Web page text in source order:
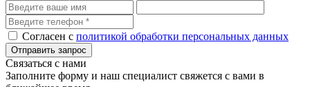
Согласен с политикой обработки персональных данных
Связаться с нами
Заполните форму и наш специалист свяжется с вами в